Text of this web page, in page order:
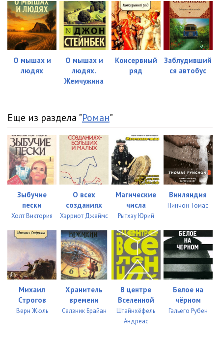
О мышах и
людях
О мышах и
людях.
Жемчужина
Консервный
ряд
Заблудивший
ся автобус
Еще из раздела "Роман"
Зыбучие
пески
Холт Виктория
О всех
созданиях
Хэрриот Джеймс
Магические
числа
Рытхэу Юрий
Винляндия
Пинчон Томас
Михаил
Строгов
Верн Жюль
Хранитель
времени
Селзник Брайан
В центре
Вселенной
Штайнхёфель
Андреас
Белое на
чёрном
Гальего Рубен